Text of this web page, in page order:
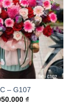
– G107
₫